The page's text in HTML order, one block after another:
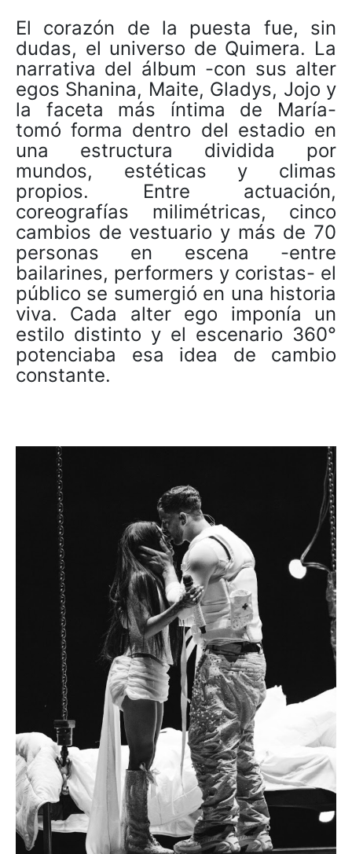
El corazón de la puesta fue, sin
dudas, el universo de Quimera. La
narrativa del álbum -con sus alter
egos Shanina, Maite, Gladys, Jojo y
la faceta más íntima de María-
tomó forma dentro del estadio en
una estructura dividida por
mundos, estéticas y climas
propios. Entre actuación,
coreografías milimétricas, cinco
cambios de vestuario y más de 70
personas en escena -entre
bailarines, performers y coristas- el
público se sumergió en una historia
viva. Cada alter ego imponía un
estilo distinto y el escenario 360°
potenciaba esa idea de cambio
constante.